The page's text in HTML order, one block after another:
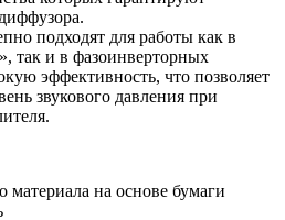
подходят для работы как в
так и в фазоинверторных
эффективность, что позволяет
звукового давления при
на основе бумаги